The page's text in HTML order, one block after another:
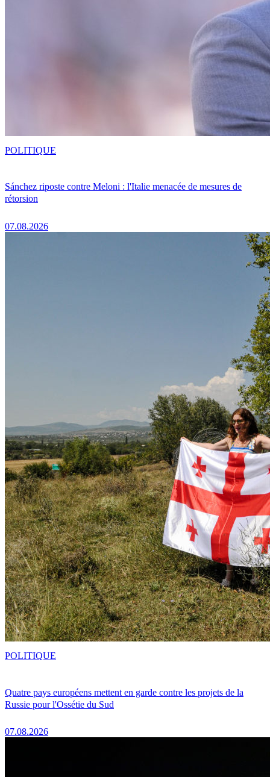
Sánchez riposte contre Meloni : l'Italie menacée de mesures de
rétorsion
07.08.2026
POLITIQUE
Quatre pays européens mettent en garde contre les projets de la
Russie pour l'Ossétie du Sud
07.08.2026
POLITIQUE